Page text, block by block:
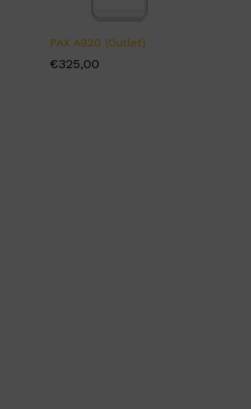
PAX A920 (Outlet)
€325,00
€325,00